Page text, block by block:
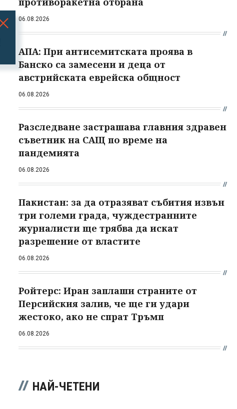
06.08.2026
АПА: При антисемитската проява в
Банско са замесени и деца от
австрийската еврейска общност
06.08.2026
Разследване застрашава главния здравен
съветник на САЩ по време на
пандемията
06.08.2026
Пакистан: за да отразяват събития извън
три големи града, чуждестранните
журналисти ще трябва да искат
разрешение от властите
06.08.2026
Ройтерс: Иран заплаши страните от
Персийския залив, че ще ги удари
жестоко, ако не спрат Тръмп
06.08.2026
НАЙ-ЧЕТЕНИ